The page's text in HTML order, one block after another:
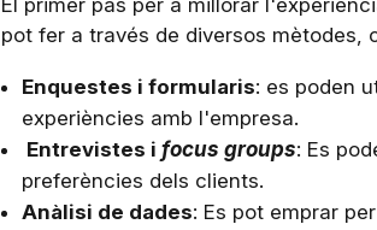
El primer pas per a millorar
pot fer a través de diversos mètodes,
Enquestes i formularis: es poden
experiències amb l'empresa.
Entrevistes i focus groups: Es
preferències dels clients.
Anàlisi de dades: Es pot emprar